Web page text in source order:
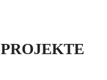
PROJEKTE